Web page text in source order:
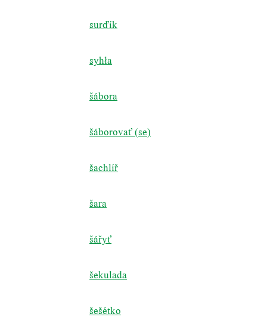
surďík
syhła
šábora
šáborovať (se)
šachlíř
šara
šářyť
šekulada
šešétko